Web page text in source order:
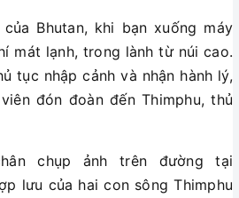
Bhutan, khi bạn xuống máy
mát lạnh, trong lành từ núi cao.
tục nhập cảnh và nhận hành lý,
đón đoàn đến Thimphu, thủ
chụp ảnh trên đường tại
lưu của hai con sông Thimphu